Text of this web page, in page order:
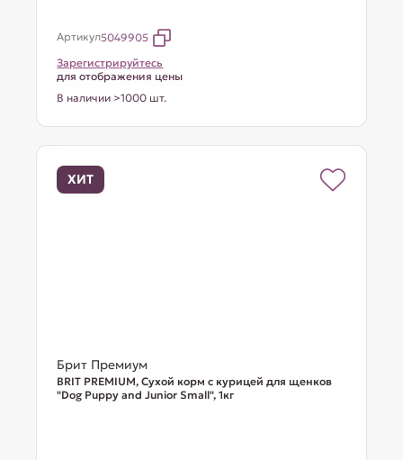
Артикул5049905
Зарегистрируйтесь
для отображения цены
В наличии >1000 шт.
ХИТ
Брит Премиум
BRIT PREMIUM, Сухой корм с курицей для щенков
"Dog Puppy and Junior Small", 1кг